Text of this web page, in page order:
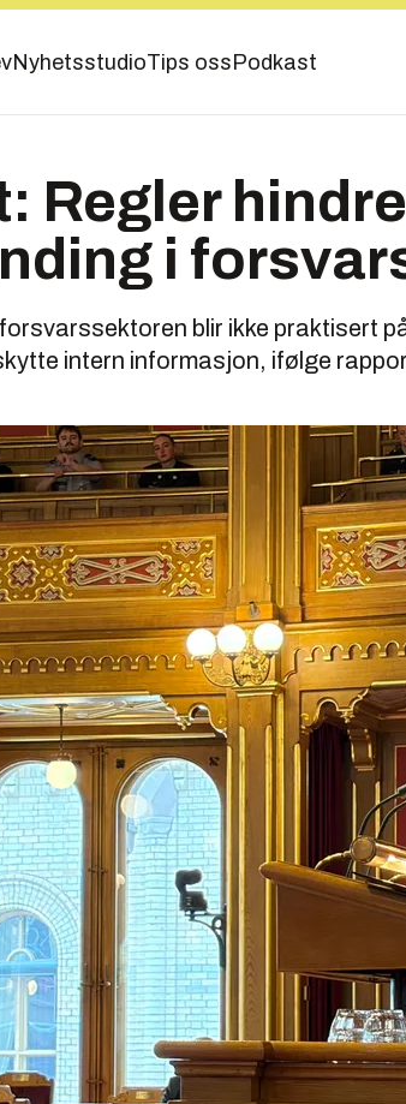
NyhetsstudioTips oss Podkast
Regler
i
blir ikke praktisert
intern informasjon, ifølge